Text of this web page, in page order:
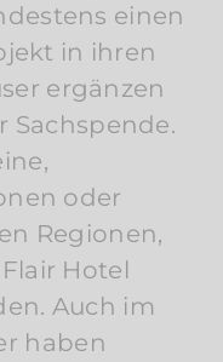
einen
in ihren
ergänzen
Sachspende.
oder
Regionen,
Hotel
Auch im
haben